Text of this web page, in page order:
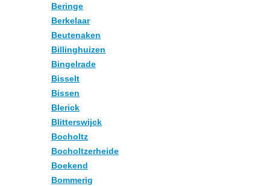
Beringe
Berkelaar
Beutenaken
Billinghuizen
Bingelrade
Bisselt
Bissen
Blerick
Blitterswijck
Bocholtz
Bocholtzerheide
Boekend
Bommerig